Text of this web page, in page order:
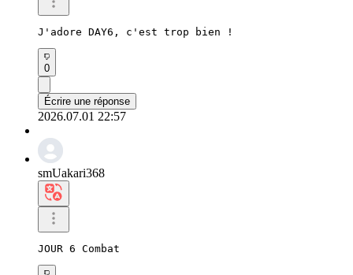
J'adore DAY6, c'est trop bien !
0
Écrire une réponse
2026.07.01 22:57
smUakari368
JOUR 6 Combat